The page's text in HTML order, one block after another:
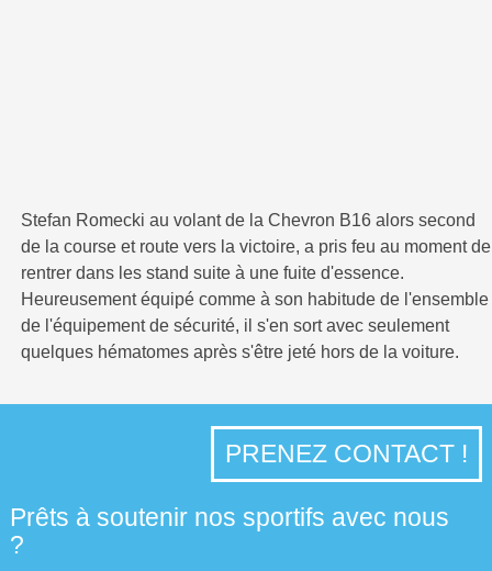
Stefan Romecki au volant de la Chevron B16 alors second
de la course et route vers la victoire, a pris feu au moment de
rentrer dans les stand suite à une fuite d'essence.
Heureusement équipé comme à son habitude de l'ensemble
de l'équipement de sécurité, il s'en sort avec seulement
quelques hématomes après s'être jeté hors de la voiture.
PRENEZ CONTACT !
Prêts à soutenir nos sportifs avec nous
?